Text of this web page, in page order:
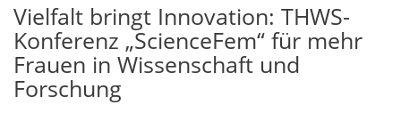
Vielfalt bringt Innovation: THWS-
Konferenz „ScienceFem“ für mehr
Frauen in Wissenschaft und
Forschung